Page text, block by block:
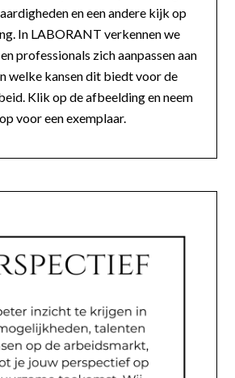
en een andere kijk op
In LABORANT verkennen we
professionals zich aanpassen aan
welke kansen dit biedt voor de
Klik op de afbeelding en neem
voor een exemplaar.